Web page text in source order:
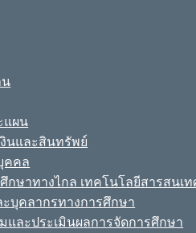
น
แผน
นและสินทรัพย์
คคล
กษาทางไกล เทคโนโลยีสารสนเ
บุคลากรทางการศึกษา
และประเมินผลการจัดการศึกษา